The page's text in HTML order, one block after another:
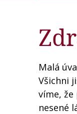
Malá
Všichni
víme,
nesené